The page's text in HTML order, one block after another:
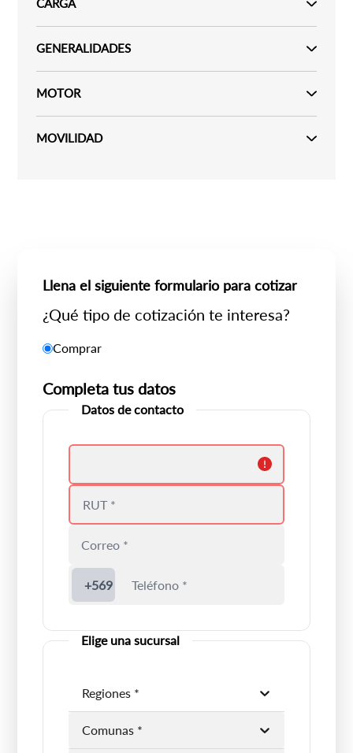
CARGA
GENERALIDADES
MOTOR
MOVILIDAD
Llena el siguiente formulario para cotizar
¿Qué tipo de cotización te interesa?
Comprar
Completa tus datos
Datos de contacto
+569
Elige una sucursal
Regiones *
Comunas *